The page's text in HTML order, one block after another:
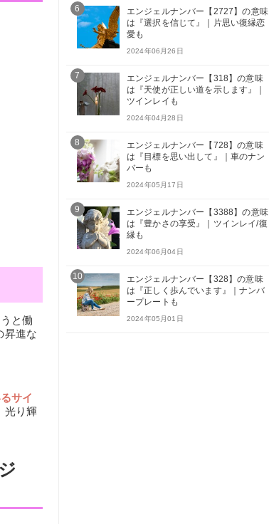
と働
昇進な
サイ
光り輝
6
エンジェルナンバー【2727】の意味
は『選択を信じて』｜片思い復縁恋
愛も
2024年06月26日
7
エンジェルナンバー【318】の意味
は『天使が正しい道を示します』｜
ツインレイも
2024年04月28日
8
エンジェルナンバー【728】の意味
は『目標を思い出して』｜車のナン
バーも
2024年05月17日
9
エンジェルナンバー【3388】の意味
は『豊かさの享受』｜ツインレイ/復
縁も
2024年06月04日
10
エンジェルナンバー【328】の意味
は『正しく歩んでいます』｜ナンバ
ープレートも
2024年05月01日